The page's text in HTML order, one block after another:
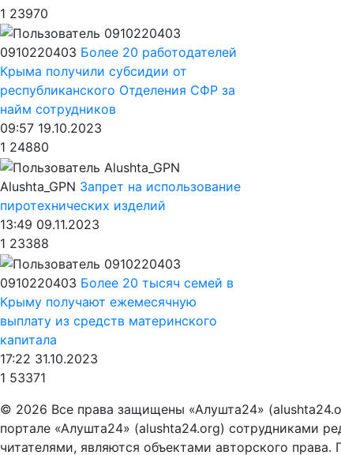
1 23970
0910220403 Более 20 работодателей
Крыма получили субсидии от
республиканского Отделения СФР за
найм сотрудников
09:57 19.10.2023
1 24880
Alushta_GPN Запрет на использование
пиротехнических изделий
13:49 09.11.2023
1 23388
0910220403 Более 20 тысяч семей в
Крыму получают ежемесячную
выплату из средств материнского
капитала
17:22 31.10.2023
1 53371
© 2026 Все права защищены «Алушта24»
портале «Алушта24» (alushta24.org) сотрудниками
читателями, являются объектами авторского